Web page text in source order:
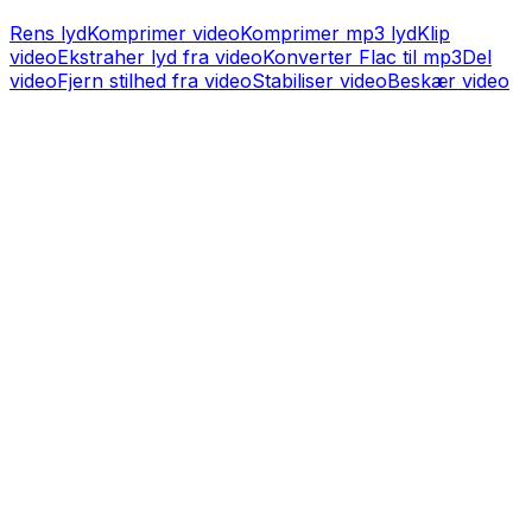
Rens lydKomprimer videoKomprimer mp3 lydKlip
videoEkstraher lyd fra videoKonverter Flac til mp3Del
videoFjern stilhed fra videoStabiliser videoBeskær video